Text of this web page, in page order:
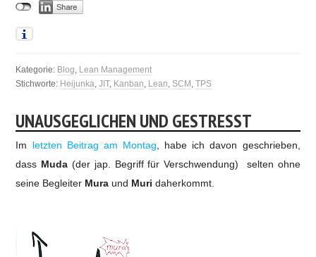
Kategorie: Blog, Lean Management
Stichworte: Heijunka,JIT, Kanban, Lean, SCM ,TPS
UNAUSGEGLICHEN UND GESTRESST
Im letzten Beitrag am Montag , habe ich davon geschrieben,
dass Muda (der jap. Begriff für Verschwendung) selten ohne
seine Begleiter Mura und Muri daherkommt.